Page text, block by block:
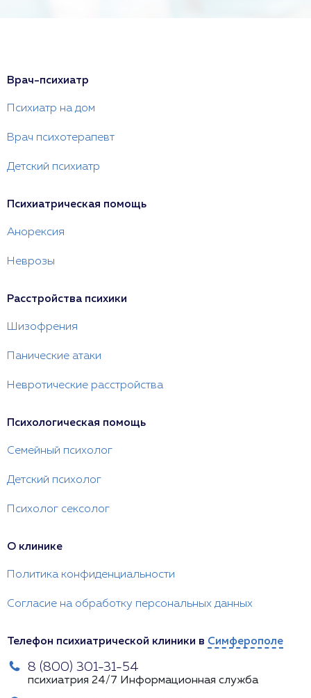
Врач-психиатр
Психиатр на дом
Врач психотерапевт
Детский психиатр
Психиатрическая помощь
Анорексия
Неврозы
Расстройства психики
Шизофрения
Панические атаки
Невротические расстройства
Психологическая помощь
Семейный психолог
Детский психолог
Психолог сексолог
О клинике
Политика конфиденциальности
Согласие на обработку персональных данных
Телефон психиатрической клиники в Симферополе
8 (800) 301-31-54
психиатрия 24/7 Информационная служба